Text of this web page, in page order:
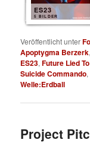
ES23
5 BILDER
Veröffentlicht unter
Apoptygma Berzerk
ES23,Future Lied
Suicide Commando,
Welle:Erdball
Project